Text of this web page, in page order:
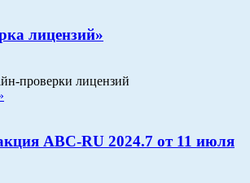
лицензий»
проверки лицензий
АВС-RU 2024.7 от 11 июля